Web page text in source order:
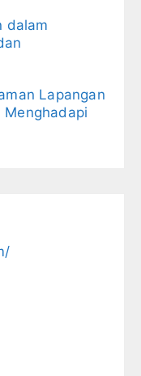
dalam
Lapangan
Menghadapi